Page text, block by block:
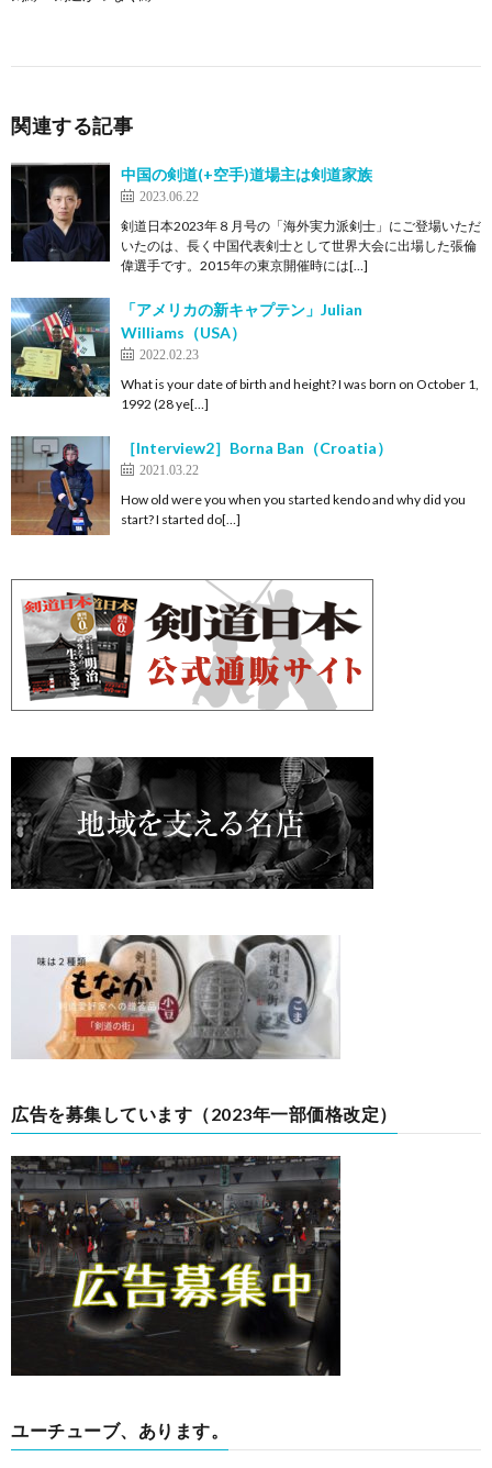
関連する記事
中国の剣道(+空手)道場主は剣道家族
2023.06.22
剣道日本2023年８月号の「海外実力派剣士」にご登場いただ
いたのは、長く中国代表剣士として世界大会に出場した張倫
偉選手です。2015年の東京開催時には[…]
「アメリカの新キャプテン」Julian
Williams（USA）
2022.02.23
What is your date of birth and height? I was born on October 1,
1992 (28 ye[…]
［Interview2］Borna Ban（Croatia）
2021.03.22
How old were you when you started kendo and why did you
start? I started do[…]
広告を募集しています（2023年一部価格改定）
ユーチューブ、あります。